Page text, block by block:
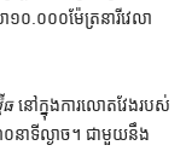
១០.០០០​ម៉ែត្រ​នារី​វេលា​
ធនៅក្នុងការលោតវែងរបស់
នាទី​ល្ងាច។ ជាមួយនឹង